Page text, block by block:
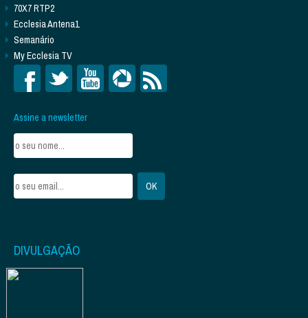
70X7 RTP2
Ecclesia Antena1
Semanário
My Ecclesia TV
Assine a newsletter
DIVULGAÇÃO